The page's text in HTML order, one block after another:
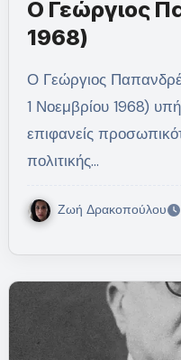
Ο Γεώργιος
1968)
Ο Γεώργιος Παπανδρέου (13 Φεβρουαρίου 1888 –
1 Νοεμβρίου 1968)
επιφανείς
πολιτικής…
Ζωή Δρακοπούλου